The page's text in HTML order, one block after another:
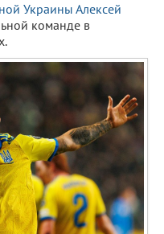
Украины Алексей
команде в